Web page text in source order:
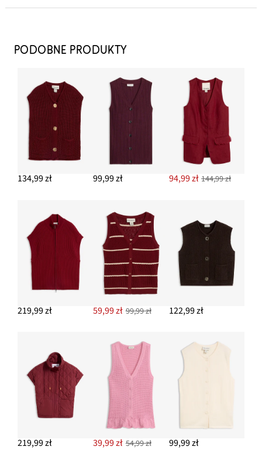
77,99 zł-22%
Półbuty wsuwane loafer
109,99 zł
DODAJ DO KOSZYKA
Kolczyki kółka
39,99 zł
DODAJ DO KOSZYKA
organicznej (2 szt.)
99,99 zł
DODAJ DO KOSZYKA
PODOBNE PRODUKTY
134,99 zł 99,99 zł 94,99 zł 144,99 zł
219,99 zł 59,99 zł 99,99 zł 122,99 zł
219,99 zł 39,99 zł 54,99 zł 99,99 zł